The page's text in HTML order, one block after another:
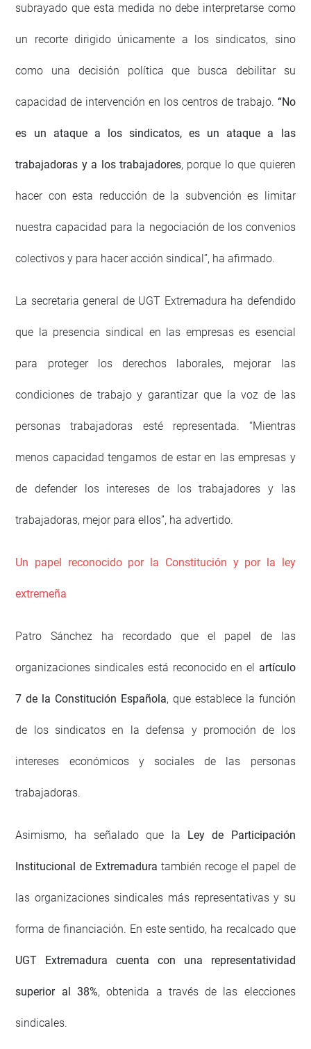
subrayado que esta medida no debe interpretarse como
un recorte dirigido únicamente a los sindicatos, sino
como una decisión política que busca debilitar su
capacidad de intervención en los centros de trabajo. “No
es un ataque a los sindicatos, es un ataque a las
trabajadoras y a los trabajadores, porque lo que quieren
hacer con esta reducción de la subvención es limitar
nuestra capacidad para la negociación de los convenios
colectivos y para hacer acción sindical”, ha afirmado.
La secretaria general de UGT Extremadura ha defendido
que la presencia sindical en las empresas es esencial
para proteger los derechos laborales, mejorar las
condiciones de trabajo y garantizar que la voz de las
personas trabajadoras esté representada. “Mientras
menos capacidad tengamos de estar en las empresas y
de defender los intereses de los trabajadores y las
trabajadoras, mejor para ellos”, ha advertido.
Un papel reconocido por la Constitución y por la ley
extremeña
Patro Sánchez ha recordado que el papel de las
organizaciones sindicales está reconocido en el artículo
7 de la Constitución Española, que establece la función
de los sindicatos en la defensa y promoción de los
intereses económicos y sociales de las personas
trabajadoras.
Asimismo, ha señalado que la Ley de Participación
Institucional de Extremadura también recoge el papel de
las organizaciones sindicales más representativas y su
forma de financiación. En este sentido, ha recalcado que
UGT Extremadura cuenta con una representatividad
superior al 38%, obtenida a través de las elecciones
sindicales.